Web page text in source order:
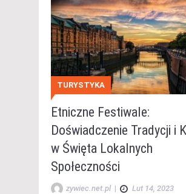
TURYSTYKA
Etniczne Festiwale:
Doświadczenie Tradycji i
w Święta Lokalnych
Społeczności
zywiec.net.pl | Lut 14, 2023